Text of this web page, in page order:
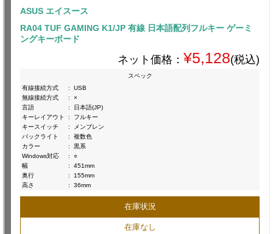
ASUS エイスース
RA04 TUF GAMING K1/JP 有線 日本語配列フルキー ゲーミ
ングキーボード
ネット価格： ¥5,128(税込)
スペック
有線接続方式
:
USB
無線接続方式
:
×
言語
:
日本語(JP)
キーレイアウト
:
フルキー
キースイッチ
:
メンブレン
バックライト
:
複数色
カラー
:
黒系
Windows対応
:
○
幅
:
451mm
奥行
:
155mm
高さ
: 36mm
在庫状況
在庫なし